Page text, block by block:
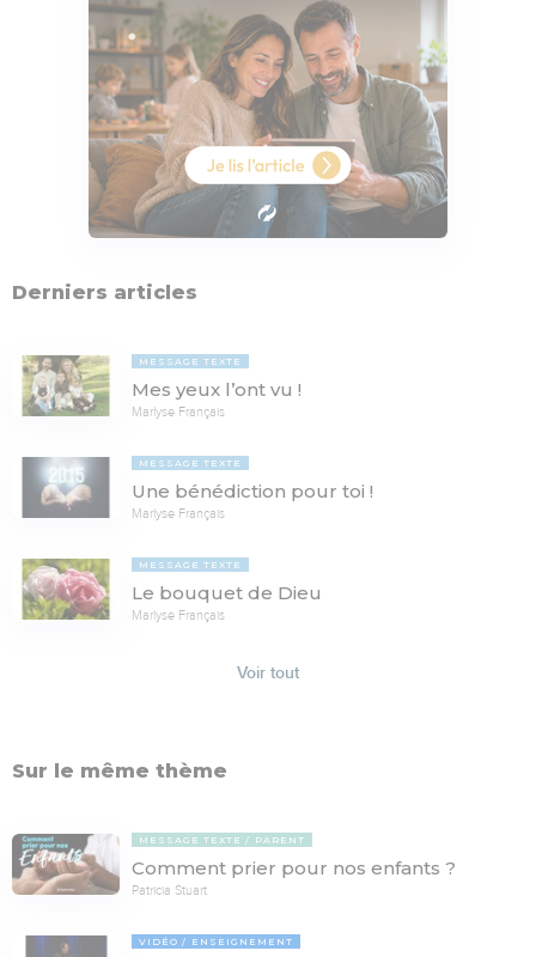
Derniers articles
MESSAGE TEXTE
Mes yeux l’ont vu !
Marlyse Français
MESSAGE TEXTE
Une bénédiction pour toi !
Marlyse Français
MESSAGE TEXTE
Le bouquet de Dieu
Marlyse Français
Voir tout
Sur le même thème
MESSAGE TEXTE PARENT
Comment prier pour nos enfants ?
Patricia Stuart
VIDÉO ENSEIGNEMENT